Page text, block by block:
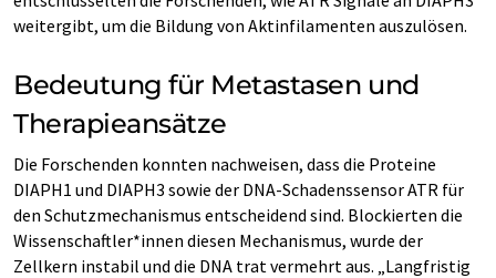
weitergibt, um die Bildung von Aktinfilamenten auszulösen.
Bedeutung für Metastasen und
Therapieansätze
Die Forschenden konnten nachweisen, dass die Proteine
DIAPH1 und DIAPH3 sowie der DNA-Schadenssensor ATR für
den Schutzmechanismus entscheidend sind. Blockierten die
Wissenschaftler*innen diesen Mechanismus, wurde der
Zellkern instabil und die DNA trat vermehrt aus. „Langfristig